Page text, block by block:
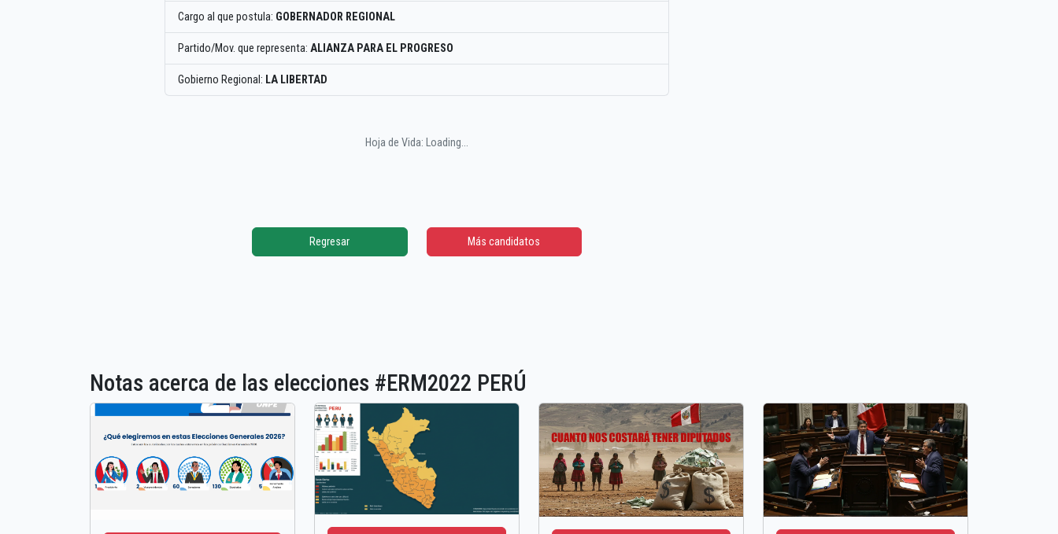
Cargo al que postula: GOBERNADOR REGIONAL
Partido/Mov. que representa: ALIANZA PARA EL PROGRESO
Gobierno Regional: LA LIBERTAD
Hoja de Vida: Loading...
Regresar Más candidatos
Notas acerca de las elecciones #ERM2022 PERÚ